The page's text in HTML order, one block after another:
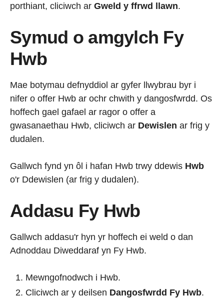
porthiant, cliciwch ar Gweld y ffrwd llawn.
Symud o amgylch Fy
Hwb
Mae botymau defnyddiol ar gyfer llwybrau byr i
nifer o offer Hwb ar ochr chwith y dangosfwrdd. Os
hoffech gael gafael ar ragor o offer a
gwasanaethau Hwb, cliciwch ar Dewislen ar frig y
dudalen.
Gallwch fynd yn ôl i hafan Hwb trwy ddewis Hwb
o'r Ddewislen (ar frig y dudalen).
Addasu Fy Hwb
Gallwch addasu'r hyn yr hoffech ei weld o dan
Adnoddau Diweddaraf yn Fy Hwb.
Mewngofnodwch i Hwb.
Cliciwch ar y deilsen Dangosfwrdd Fy Hwb.